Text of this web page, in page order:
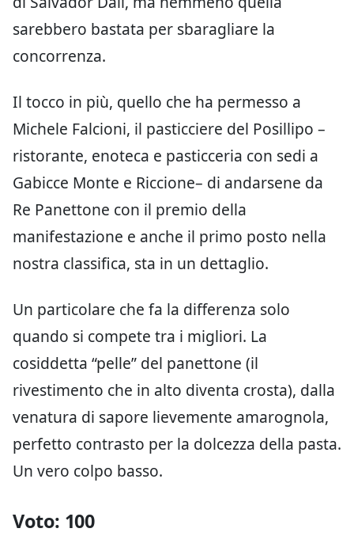
Alveolatura che sembra uscire da un dipinto
di Salvador Dalì, ma nemmeno quella
sarebbero bastata per sbaragliare la
concorrenza.
Michele Falcioni, il pasticciere del Posillipo –
ristorante, enoteca e pasticceria con sedi a
Gabicce Monte e Riccione– di andarsene da
Re Panettone con il premio della
manifestazione e anche il primo posto nella
nostra classifica, sta in un dettaglio.
quando si compete tra i migliori. La